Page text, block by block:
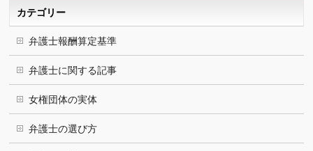
カテゴリー
弁護士報酬算定基準
弁護士に関する記事
女権団体の実体
弁護士の選び方